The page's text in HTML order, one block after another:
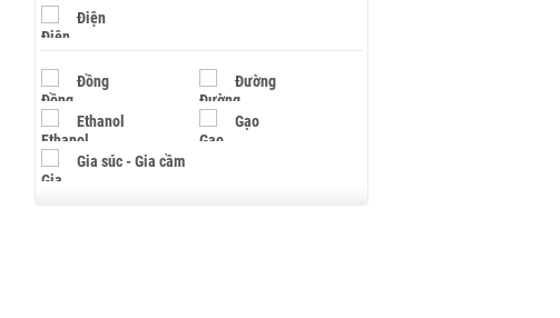
Điện
Đồng Đường
Ethanol Gạo
Gia súc - Gia cầm